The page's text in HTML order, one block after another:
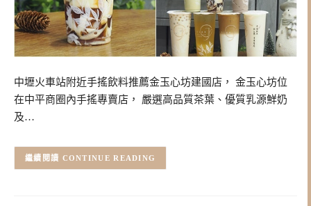
中壢火車站附近手搖飲料推薦金玉心坊建國店， 金玉心坊位
在中平商圈內手搖專賣店， 嚴選高品質茶葉、優質乳源鮮奶
及…
CONTINUE READING